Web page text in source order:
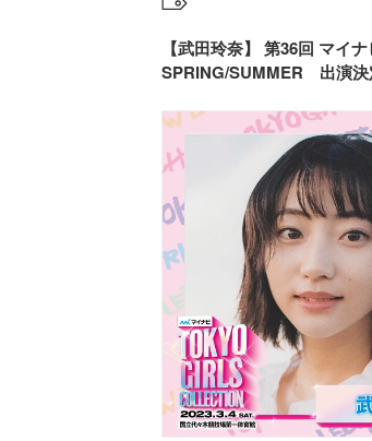
【武田玲奈】 第36回 マイ
SPRING/SUMMER 出演決